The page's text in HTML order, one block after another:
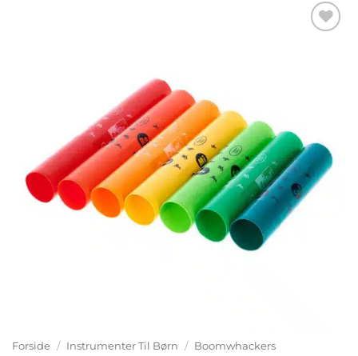
Forside / Instrumenter Til Børn / Boomwhackers